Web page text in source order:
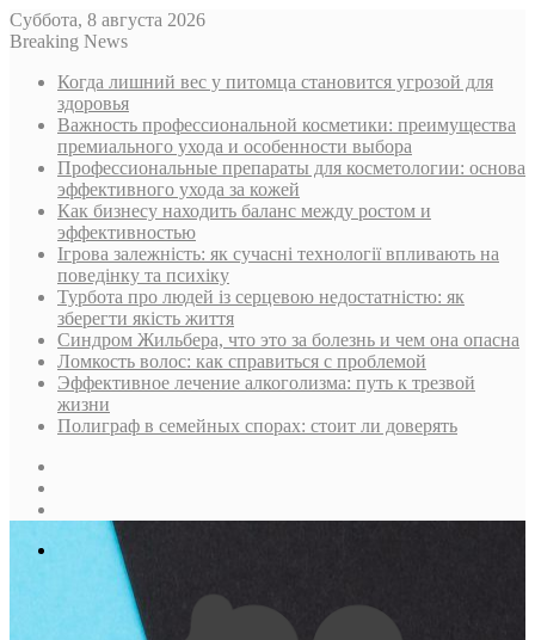
Суббота, 8 августа 2026
Breaking News
Когда лишний вес у питомца становится угрозой для
здоровья
Важность профессиональной косметики: преимущества
премиального ухода и особенности выбора
Профессиональные препараты для косметологии: основа
эффективного ухода за кожей
Как бизнесу находить баланс между ростом и
эффективностью
Ігрова залежність: як сучасні технології впливають на
поведінку та психіку
Турбота про людей із серцевою недостатністю: як
зберегти якість життя
Синдром Жильбера, что это за болезнь и чем она опасна
Ломкость волос: как справиться с проблемой
Эффективное лечение алкоголизма: путь к трезвой
жизни
Полиграф в семейных спорах: стоит ли доверять